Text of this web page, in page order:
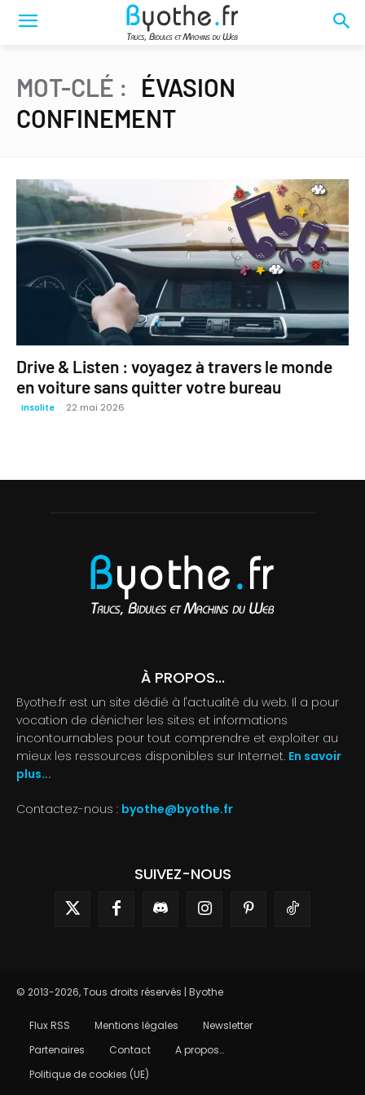
MOT-CLÉ : ÉVASION
CONFINEMENT
Drive & Listen : voyagez à travers le monde
en voiture sans quitter votre bureau
Insolite 22 mai 2026
À PROPOS...
Byothe.fr est un site dédié à l'actualité du web. Il a pour
vocation de dénicher les sites et informations
incontournables pour tout comprendre et exploiter au
mieux les ressources disponibles sur Internet. En savoir
plus...
Contactez-nous : byothe@byothe.fr
SUIVEZ-NOUS
© 2013-2026, Tous droits réservés | Byothe
Flux RSS Mentions légales
Newsletter
Partenaires
Contact
A propos…
Politique de cookies (UE)